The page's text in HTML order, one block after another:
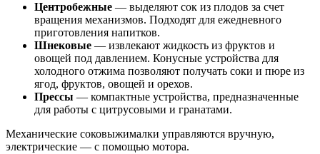
Центробежные — выделяют сок из плодов за счет
вращения механизмов. Подходят для ежедневного
приготовления напитков.
Шнековые — извлекают жидкость из фруктов и
овощей под давлением. Конусные устройства для
холодного отжима позволяют получать соки и пюре из
ягод, фруктов, овощей и орехов.
Прессы — компактные устройства, предназначенные
для работы с цитрусовыми и гранатами.
Механические соковыжималки управляются вручную,
электрические — с помощью мотора.